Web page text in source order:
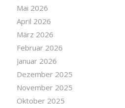
Mai 2026
April 2026
März 2026
Februar 2026
Januar 2026
Dezember 2025
November 2025
Oktober 2025